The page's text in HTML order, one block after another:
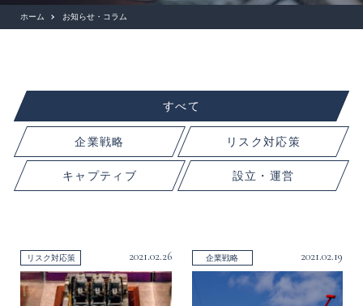
ホーム お知らせ・コラム
すべて
企業戦略 リスク対応策
キャプティブ 設立・運営
リスク対応策 2021.02.26 企業戦略 2021.02.19